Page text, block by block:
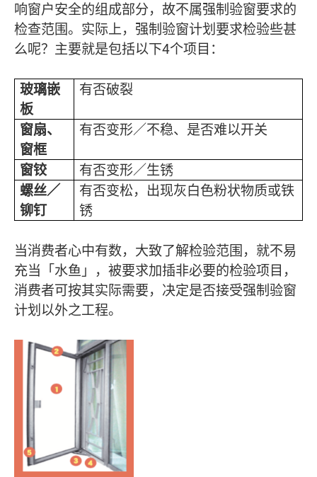
响窗户安全的组成部分，故不属强制验窗要求的
检查范围。实际上，强制验窗计划要求检验些甚
么呢？主要就是包括以下4个项目：
玻璃嵌
板
有否破裂
窗扇、
窗框
有否变形／不稳、是否难以开关
窗铰
有否变形／生锈
螺丝／
铆钉
有否变松，出现灰白色粉状物质或铁
锈
当消费者心中有数，大致了解检验范围，就不易
充当「水鱼」，被要求加插非必要的检验项目，
消费者可按其实际需要，决定是否接受强制验窗
计划以外之工程。